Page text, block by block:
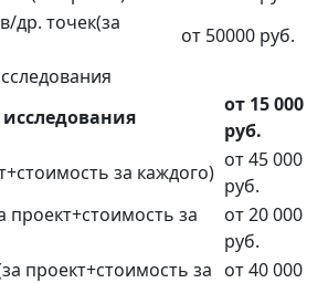
др. точек(за
от 50000 руб.
от 15 000
руб.
за каждого)
от 45 000
руб.
проект+стоимость за
от 20 000
руб.
проект+стоимость за от 40 000